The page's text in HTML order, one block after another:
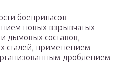
боеприпасов
новых взрывчатых
дымовых составов,
сталей, приме­нением
дроблением